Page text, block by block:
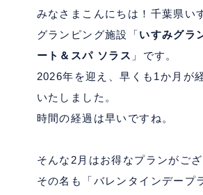
みなさまこんにちは！千葉県い
グランピング施設「いすみグラ
ート＆スパ ソラス 」です。
2026年を迎え、早くも 1か月が
いたしました。
時間の経過は早いですね。
そんな 2 月はお得なプランがござ
その名も「バレンタインデープ